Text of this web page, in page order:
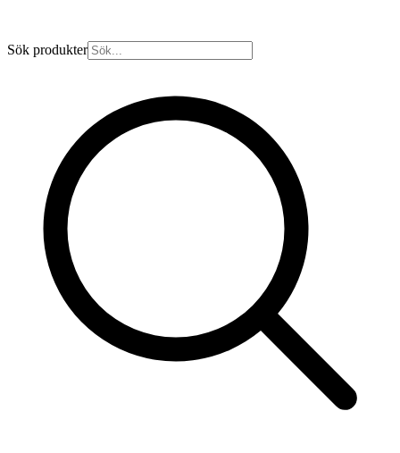
Sök produkter